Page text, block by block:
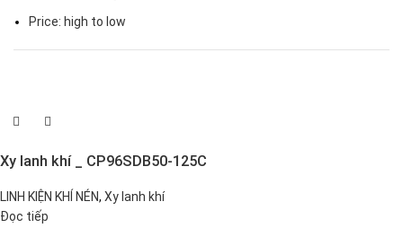
Price: high to low
Xy lanh khí _ CP96SDB50-125C
LINH KIỆN KHÍ NÉN, Xy lanh khí
Đọc tiếp